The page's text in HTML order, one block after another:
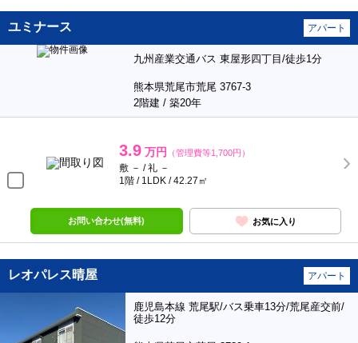
ユミナース アパート
九州産業交通バス 東屋形四丁目/徒歩1分
熊本県荒尾市荒尾 3767-3
2階建 / 築20年
3.9 万円 （管理費等1,700円）
敷 － / 礼 －
1階 / 1LDK / 42.27㎡
お問い合わせ(無料) お気に入り
レオパレス晴屋 アパート
鹿児島本線 荒尾駅/バス乗車13分/荒尾産交前/
徒歩12分